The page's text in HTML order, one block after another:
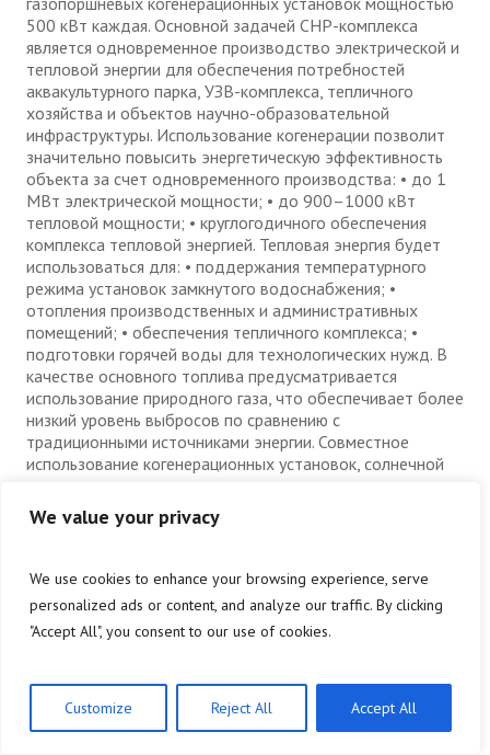
We value your privacy
We use cookies to enhance your browsing experience, serve
personalized ads or content, and analyze our traffic. By clicking
"Accept All", you consent to our use of cookies.
Customize Reject All Accept All
500 кВт каждая. Основной задачей CHP-комплекса
является одновременное производство электрической и
тепловой энергии для обеспечения потребностей
аквакультурного парка, УЗВ-комплекса, тепличного
хозяйства и объектов научно-образовательной
инфраструктуры. Использование когенерации позволит
значительно повысить энергетическую эффективность
объекта за счет одновременного производства: • до 1
МВт электрической мощности; • до 900–1000 кВт
тепловой мощности; • круглогодичного обеспечения
комплекса тепловой энергией. Тепловая энергия будет
использоваться для: • поддержания температурного
режима установок замкнутого водоснабжения; •
отопления производственных и административных
помещений; • обеспечения тепличного комплекса; •
подготовки горячей воды для технологических нужд. В
качестве основного топлива предусматривается
использование природного газа, что обеспечивает более
низкий уровень выбросов по сравнению с
традиционными источниками энергии. Совместное
использование когенерационных установок, солнечной
высокоэффективную гибридную энергетическую систему,
обеспечивающую надежность энергоснабжения
насосы Проект предусматривает внедрение
промышленных тепловых насосов для: • поддержания
температурного режима УЗВ; • охлаждения
производственных помещений; • отопления
повышения общей энергоэффективности комплекса.
Использование тепловых насосов позволяет сократить
потребление первичной энергии в несколько раз по